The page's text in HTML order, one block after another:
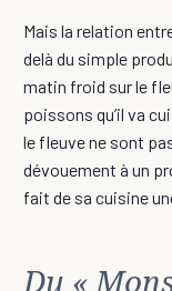
Mais la relation
delà du simple
matin froid sur le
poissons qu’il va
le fleuve ne sont
dévouement à un
fait de sa cuisine
Du «